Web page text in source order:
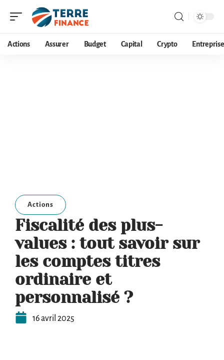
Actions Assurer Budget Capital Crypto Entreprise
Actions
Fiscalité des plus-
values : tout savoir sur
les comptes titres
ordinaire et
personnalisé ?
16 avril 2025